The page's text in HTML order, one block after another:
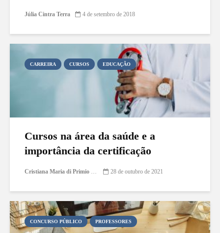
Júlia Cintra Terra 4 de setembro de 2018
CARREIRA CURSOS EDUCAÇÃO
Cursos na área da saúde e a
importância da certificação
Cristiana Maria di Primio Gonçalves 28 de outubro de 2021
CONCURSO PÚBLICO PROFESSORES